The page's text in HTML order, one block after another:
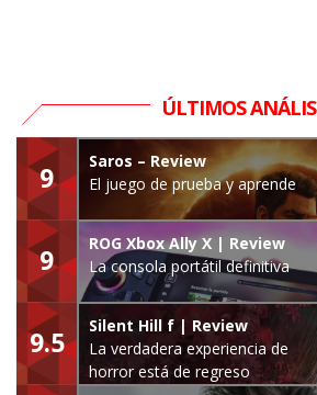
ÚLTIMOS
9
Saros – Review
El juego de prueba y aprende
9
ROG Xbox Ally X | Review
La consola portátil definitiva
9.5
Silent Hill f | Review
La verdadera experiencia de
horror está de regreso